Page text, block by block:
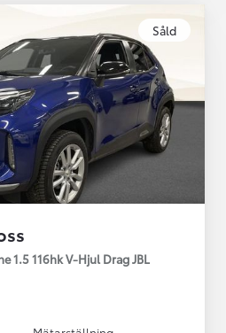
Såld
1.5 116hk V-Hjul Drag JBL